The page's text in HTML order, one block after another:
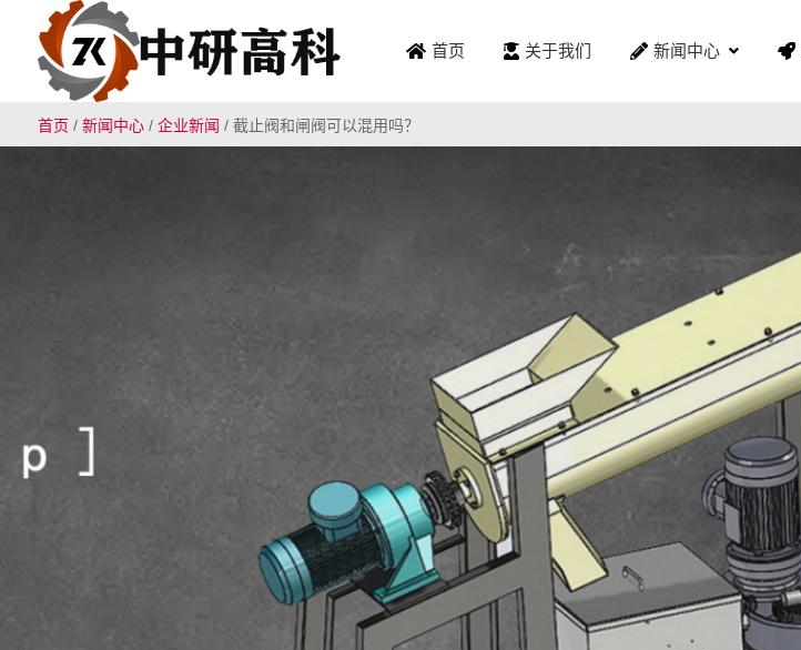
首页 关于我们 新闻中心
首页 / 新闻中心/ 企业新闻 / 截止阀和闸阀可以混用吗？